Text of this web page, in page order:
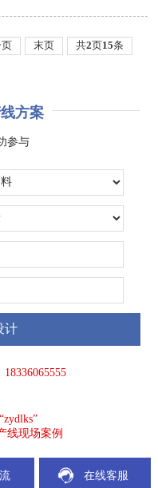
末页 共2页15条
方案
参与
线现场案例
在线客服